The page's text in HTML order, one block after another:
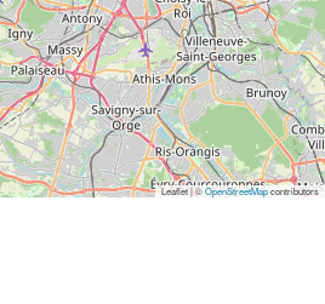
Leaflet | ©OpenStreetMapcontributors